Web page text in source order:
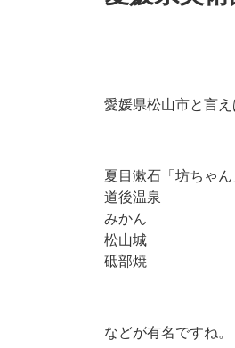
愛媛県松山市と言え
夏目漱石「坊ちゃん
道後温泉
みかん
松山城
砥部焼
などが有名ですね。